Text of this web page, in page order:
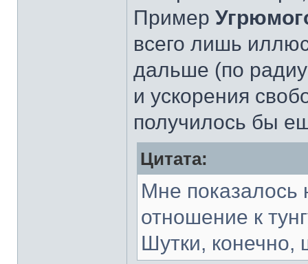
Пример
всего лишь
дальше (по
и ускорения
получилось бы
Цитата:
Мне показалось
отношение к
Шутки, конечно,